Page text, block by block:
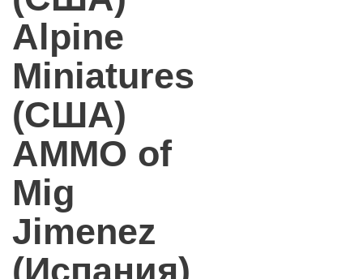
Alpine
Miniatures
(США)
AMMO of
Mig
Jimenez
(Испания)